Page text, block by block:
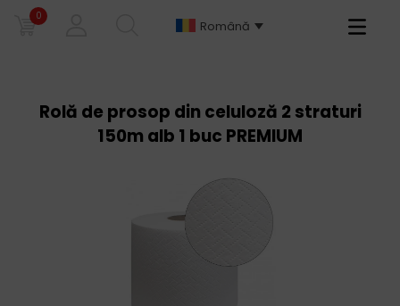
0
Română
Primary
Rolă de prosop din celuloză 2 straturi
150m alb 1 buc PREMIUM